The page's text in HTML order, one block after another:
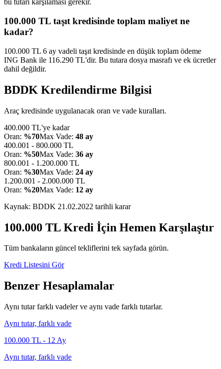
bu tutarı karşılaması gerekir.
100.000 TL taşıt kredisinde toplam maliyet ne
kadar?
100.000 TL 6 ay vadeli taşıt kredisinde en düşük toplam ödeme
ING Bank ile 116.290 TL'dir. Bu tutara dosya masrafı ve ek ücretler
dahil değildir.
BDDK Kredilendirme Bilgisi
Araç kredisinde uygulanacak oran ve vade kuralları.
400.000 TL'ye kadar
Oran: %70Max Vade: 48 ay
400.001 - 800.000 TL
Oran: %50Max Vade: 36 ay
800.001 - 1.200.000 TL
Oran: %30Max Vade: 24 ay
1.200.001 - 2.000.000 TL
Oran: %20Max Vade: 12 ay
Kaynak: BDDK 21.02.2022 tarihli karar
100.000 TL Kredi İçin Hemen Karşılaştır
Tüm bankaların güncel tekliflerini tek sayfada görün.
Kredi Listesini Gör
Benzer Hesaplamalar
Aynı tutar farklı vadeler ve aynı vade farklı tutarlar.
Aynı tutar, farklı vade
100.000 TL - 12 Ay
Aynı tutar, farklı vade